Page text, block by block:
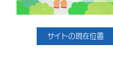
サイトの現在位置